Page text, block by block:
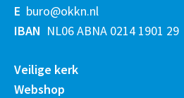
E buro@okkn.nl
IBAN NL06 ABNA 0214 1901 29
Veilige kerk
Webshop